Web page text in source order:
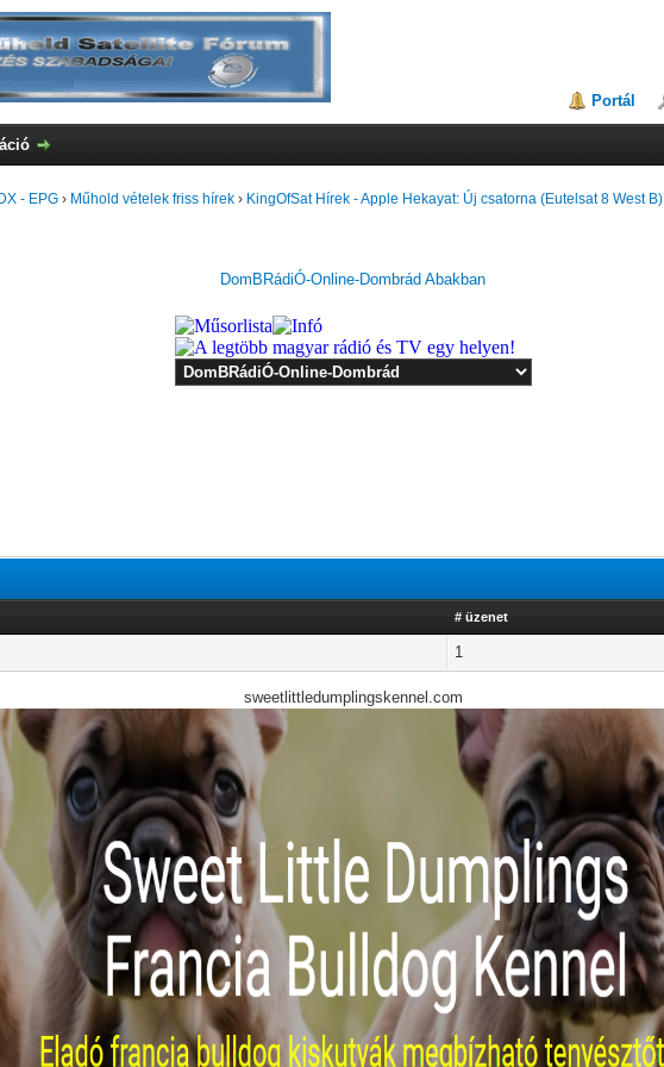
Portál
- EPG › Műhold vételek friss hírek › KingOfSat Hírek - Apple Hekayat: Új csatorna (Eutelsat 8 West B)
DomBRádiÓ-Online-Dombrád Abakban
# üzenet
1
sweetlittledumplingskennel.com